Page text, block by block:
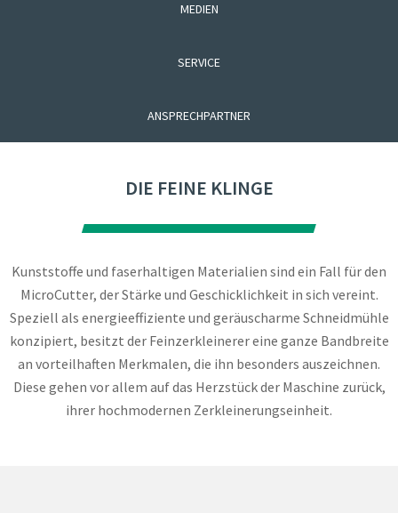
MEDIEN
SERVICE
ANSPRECHPARTNER
DIE FEINE KLINGE
Kunststoffe und faserhaltigen Materialien sind ein Fall für den
MicroCutter, der Stärke und Geschicklichkeit in sich vereint.
Speziell als energieeffiziente und geräuscharme Schneidmühle
konzipiert, besitzt der Feinzerkleinerer eine ganze Bandbreite
an vorteilhaften Merkmalen, die ihn besonders auszeichnen.
Diese gehen vor allem auf das Herzstück der Maschine zurück,
ihrer hochmodernen Zerkleinerungseinheit.